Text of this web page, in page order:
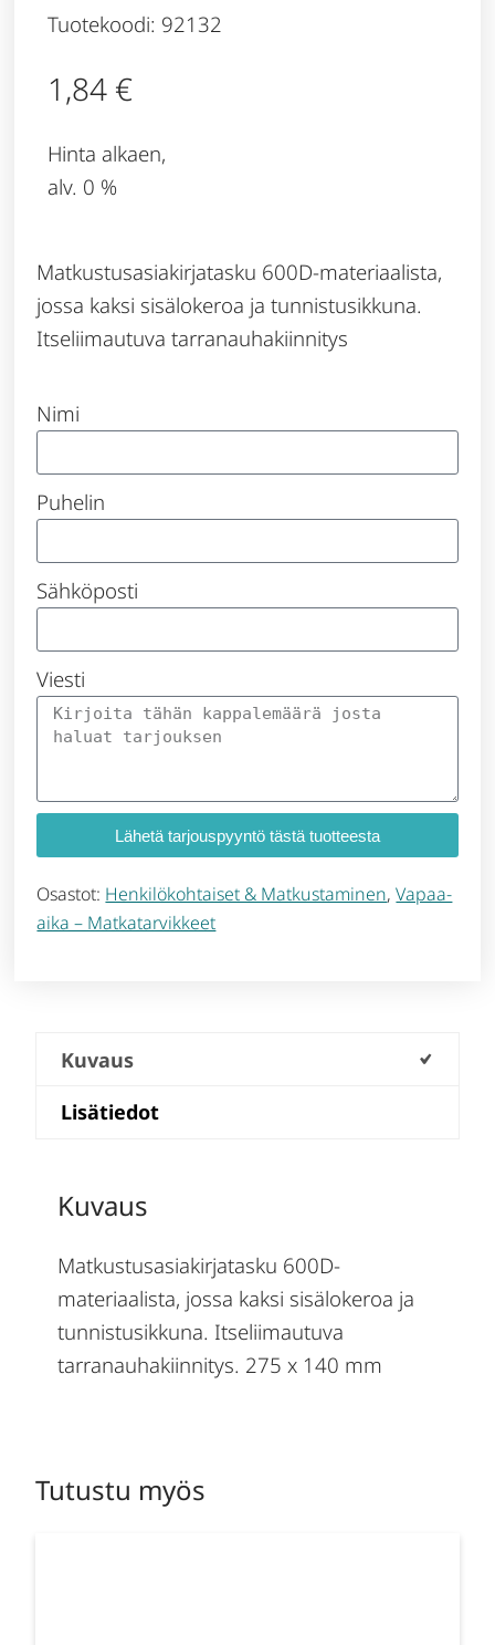
Tuotekoodi: 92132
1,84 €
Hinta alkaen,
alv. 0 %
Matkustusasiakirjatasku 600D-materiaalista,
jossa kaksi sisälokeroa ja tunnistusikkuna.
Itseliimautuva tarranauhakiinnitys
Nimi
Puhelin
Sähköposti
Viesti
Lähetä tarjouspyyntö tästä tuotteesta
Osastot: Henkilökohtaiset & Matkustaminen,Vapaa-
aika – Matkatarvikkeet
Kuvaus
Lisätiedot
Kuvaus
Matkustusasiakirjatasku 600D-
materiaalista, jossa kaksi sisälokeroa ja
tunnistusikkuna. Itseliimautuva
tarranauhakiinnitys. 275 x 140 mm
Tutustu myös